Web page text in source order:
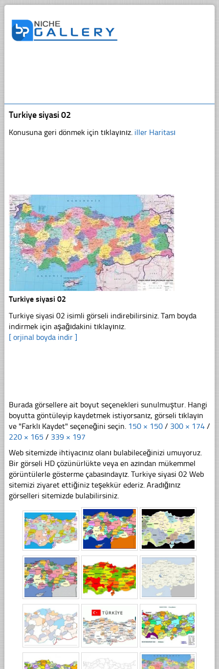
Turkiye siyasi 02
Konusuna geri dönmek için tıklayınız. iller Haritası
Turkiye siyasi 02
Turkiye siyasi 02 isimli görseli indirebilirsiniz. Tam boyda
indirmek için aşağıdakini tıklayınız.
[ orjinal boyda indir ]
Burada görsellere ait boyut seçenekleri sunulmuştur. Hangi
boyutta göntüleyip kaydetmek istiyorsanız, görseli tıklayın
ve "Farklı Kaydet" seçeneğini seçin. 150 × 150 / 300 × 174 /
220 × 165 / 339 × 197
Web sitemizde ihtiyacınız olanı bulabileceğinizi umuyoruz.
Bir görseli HD çözünürlükte veya en azından mükemmel
görüntülerle gösterme çabasındayız. Turkiye siyasi 02 Web
sitemizi ziyaret ettiğiniz teşekkür ederiz. Aradığınız
görselleri sitemizde bulabilirsiniz.